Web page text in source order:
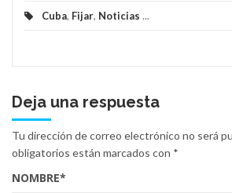
Cuba, Fijar, Noticias ...
Deja una respuesta
Tu dirección de correo electrónico no será
obligatorios están marcados con *
NOMBRE*